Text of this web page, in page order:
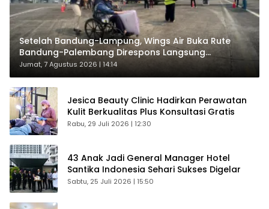
Setelah Bandung-Lampung, Wings Air Buka Rute
Bandung-Palembang Direspons Langsung
Penumpang
Jumat, 7 Agustus 2026 | 14:14
Jesica Beauty Clinic Hadirkan Perawatan
Kulit Berkualitas Plus Konsultasi Gratis
Rabu, 29 Juli 2026 | 12:30
43 Anak Jadi General Manager Hotel
Santika Indonesia Sehari Sukses Digelar
Sabtu, 25 Juli 2026 | 15:50